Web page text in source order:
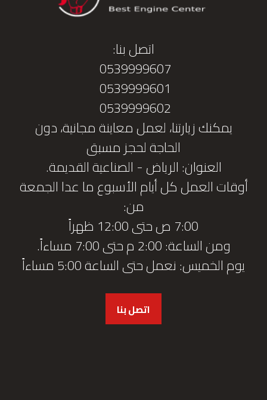
اتصل بنا:
0539999607
0539999601
0539999602
يمكنك زيارتنا، لعمل معاينة مجانية، دون
الحاجة لحجز مسبق
العنوان: الرياض - الصناعية القديمة.
أوقات العمل كل أيام الأسبوع ما عدا الجمعة
من:
7:00 ص حتى 12:00 ظهراً
ومن الساعة: 2:00 م حتى 7:00 مساءاً.
يوم الخميس: نعمل حتى الساعة 5:00 مساءاً
اتصل بنا